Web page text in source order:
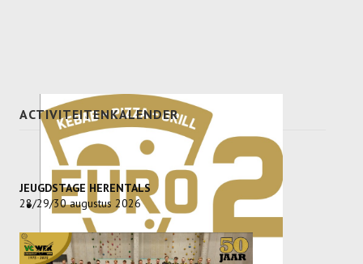
SPONSORS
ACTIVITEITEN
JEUGDSTAGE
WEK-BBQ
WINTER WEEKEND
ACTIVITEITENKALENDER
JEUGDSTAGE HERENTALS
28/29/30 augustus 2026